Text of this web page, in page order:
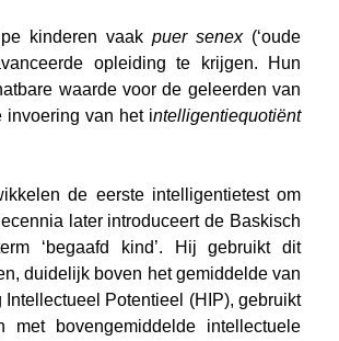
kinderen vaak puer senex (‘oude
opleiding te krijgen. Hun
waarde voor de geleerden van
invoering van het intelligentiequotiënt
de eerste intelligentietest om
later introduceert de Baskisch
‘begaafd kind’. Hij gebruikt dit
duidelijk boven het gemiddelde van
Potentieel (HIP), gebruikt
met bovengemiddelde intellectuele